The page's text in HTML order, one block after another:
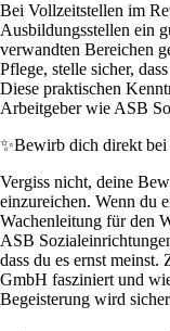
Bei Vollzeitstellen im
Ausbildungsstellen ein
verwandten Bereichen
Pflege, stelle sicher,
Diese praktischen
Arbeitgeber wie ASB
✨Bewirb dich direkt
Vergiss nicht, deine
einzureichen. Wenn du
Wachenleitung für den
ASB
dass du es ernst
GmbH fasziniert und
Begeisterung wird